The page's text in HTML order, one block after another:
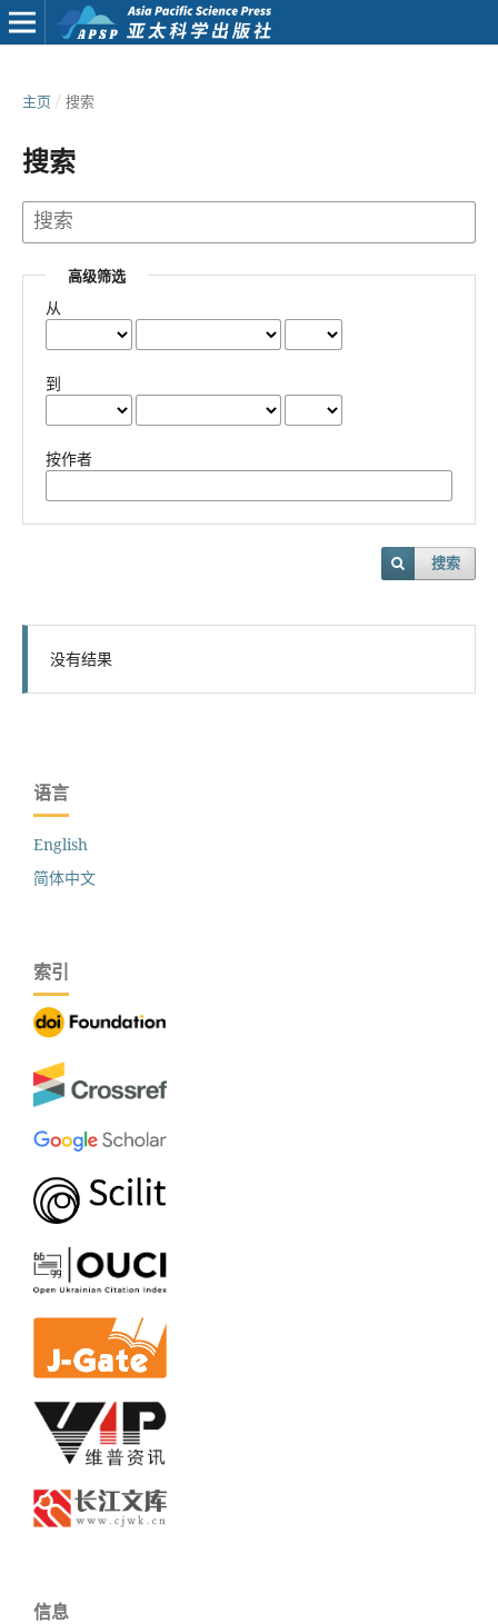
主页 / 搜索
搜索
高级筛选
从
到
按作者
搜索
没有结果
语言
English
简体中文
索引
信息